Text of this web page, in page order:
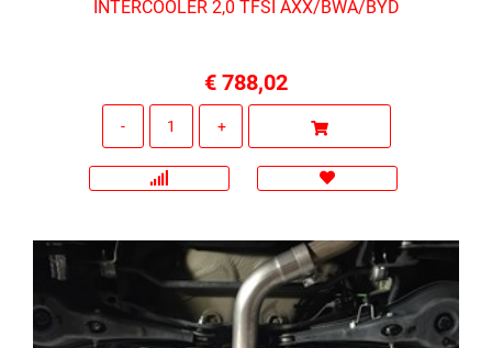
INTERCOOLER 2,0 TFSI AXX/BWA/BYD
€ 788,02